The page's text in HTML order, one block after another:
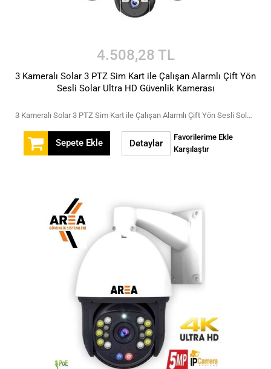
4.508,28 TL
3 Kameralı Solar 3 PTZ Sim Kart ile Çalışan Alarmlı Çift Yön
Sesli Solar Ultra HD Güvenlik Kamerası
3 Kameralı Solar 3 PTZ Sim Kart ile Çalışan Alarmlı Çift Yön Sesli Solar Ultra HD Güvenlik Kamerası
Sepete Ekle Detaylar
Favorilerime Ekle
Karşılaştır